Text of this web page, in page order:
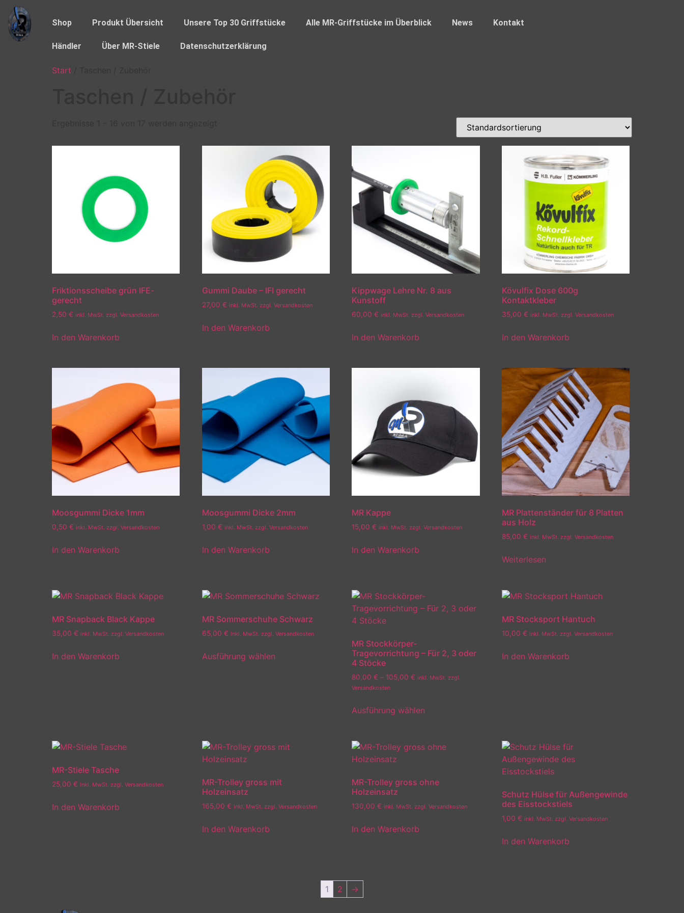
Shop Produkt Übersicht Unsere Top 30 Griffstücke Alle MR-Griffstücke im Überblick News Kontakt
Händler Über MR-Stiele Datenschutzerklärung
Start
Friktionsscheibe grün IFE-
gerecht
2,50 € inkl. MwSt. zzgl. Versandkosten
In den Warenkorb
Gummi Daube – IFI gerecht
27,00 € inkl. MwSt. zzgl. Versandkosten
In den Warenkorb
Kippwage Lehre Nr. 8 aus
Kunstoff
60,00€ inkl. MwSt. zzgl. Versandkosten
In den Warenkorb
Kövulfix Dose 600g
Kontaktkleber
35,00€ inkl. MwSt. zzgl. Versandkosten
In den Warenkorb
Moosgummi Dicke 1mm
0,50 € inkl. MwSt. zzgl. Versandkosten
In den Warenkorb
Moosgummi Dicke 2mm
1,00 € inkl. MwSt. zzgl. Versandkosten
In den Warenkorb
MR Kappe
15,00€ inkl. MwSt. zzgl. Versandkosten
In den Warenkorb
MR Plattenständer für 8 Platten
aus Holz
85,00€ inkl. MwSt. zzgl. Versandkosten
Weiterlesen
MR Snapback Black Kappe
35,00 € inkl. MwSt. zzgl. Versandkosten
In den Warenkorb
MR Sommerschuhe Schwarz
65,00 € inkl. MwSt. zzgl. Versandkosten
Ausführung wählen
MR Stockkörper-
Tragevorrichtung – Für 2, 3 oder
4 Stöcke
80,00€ – 105,00€ inkl. MwSt. zzgl.
Versandkosten
Ausführung wählen
MR Stocksport Hantuch
10,00€ inkl. MwSt. zzgl. Versandkosten
In den Warenkorb
MR-Stiele Tasche
25,00 € inkl. MwSt. zzgl. Versandkosten
In den Warenkorb
MR-Trolley gross mit
Holzeinsatz
165,00 € inkl. MwSt. zzgl. Versandkosten
In den Warenkorb
MR-Trolley gross ohne
Holzeinsatz
130,00€ inkl. MwSt. zzgl. Versandkosten
In den Warenkorb
Schutz Hülse für Außengewinde
des Eisstockstiels
1,00€ inkl. MwSt. zzgl. Versandkosten
In den Warenkorb
1 2 →